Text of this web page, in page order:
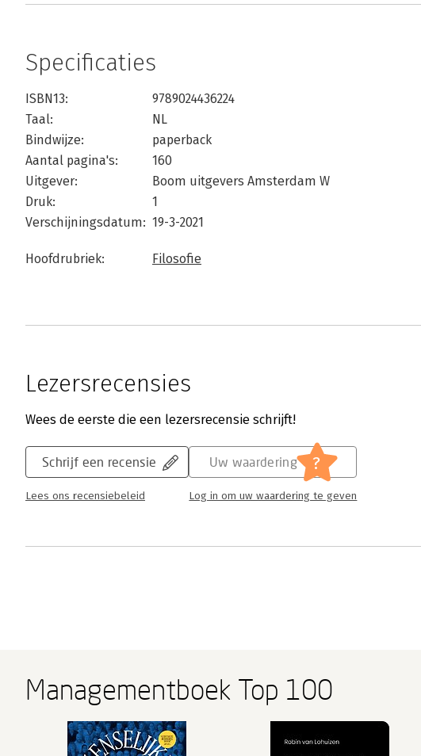
Specificaties
ISBN13:
9789024436224
Taal:
NL
Bindwijze:
paperback
Aantal pagina's:
160
Uitgever:
Boom uitgevers Amsterdam W
Druk:
1
Verschijningsdatum: 19-3-2021
Hoofdrubriek: Filosofie
Lezersrecensies
Wees de eerste die een lezersrecensie schrijft!
Schrijf een recensie
Lees ons recensiebeleid
Uw waardering ?
Log in om uw waardering te geven
Managementboek Top 100